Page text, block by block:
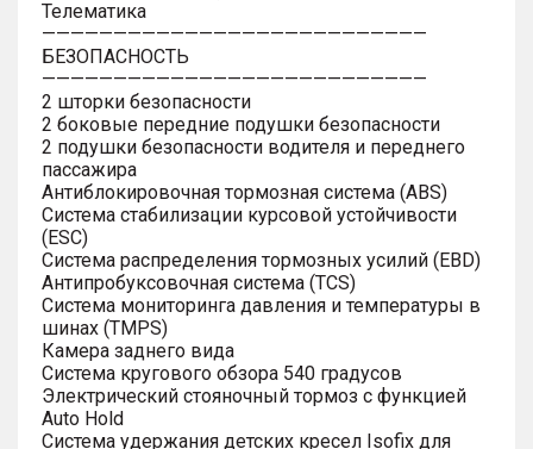
Телематика
———————————————————————————
БЕЗОПАСНОСТЬ
———————————————————————————
2 шторки безопасности
2 боковые передние подушки безопасности
2 подушки безопасности водителя и переднего
пассажира
Антиблокировочная тормозная система (ABS)
Система стабилизации курсовой устойчивости
(ESC)
Система распределения тормозных усилий (EBD)
Антипробуксовочная система (TCS)
Система мониторинга давления и температуры в
шинах (TMPS)
Камера заднего вида
Система кругового обзора 540 градусов
Электрический стояночный тормоз с функцией
Auto Hold
Система удержания детских кресел Isofix для